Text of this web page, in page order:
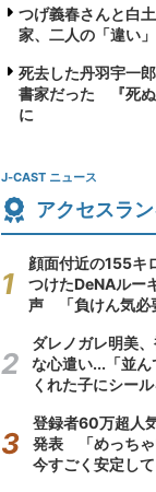
つげ義春さんと白
家、二人の「違い
死去した丹羽宇一
書家だった 『死ぬ
に
J-CAST ニュース
アクセスラ
顔面付近の155キ
つけたDeNAルー
声 「負けん気必
ダレノガレ明美
な心遣い...「並
くれた子にシール
登録者60万超人
発表 「めっちゃ
今すごく安定して